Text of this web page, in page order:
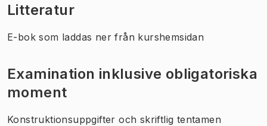
Litteratur
E-bok som laddas ner från kurshemsidan
Examination inklusive obligatoriska
moment
Konstruktionsuppgifter och skriftlig tentamen